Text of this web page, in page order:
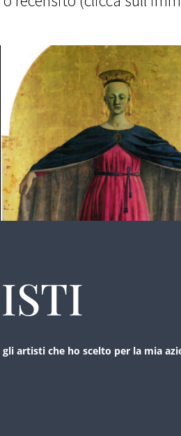
artisti che ho scelto per la mia